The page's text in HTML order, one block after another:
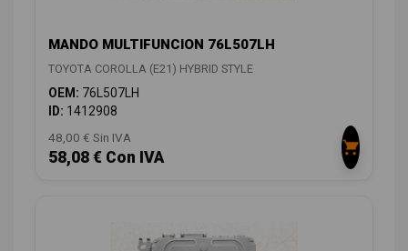
MANDO MULTIFUNCION 76L507LH
TOYOTA COROLLA (E21) HYBRID STYLE
OEM: 76L507LH
ID: 1412908
48,00 € Sin IVA
58,08 € Con IVA